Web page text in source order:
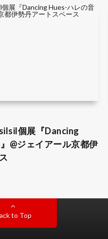
個展『Dancing
@ジェイアール京都伊
to Top